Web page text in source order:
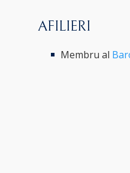
AFILIERI
Membru al